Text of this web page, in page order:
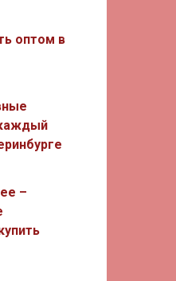
оптом в
–